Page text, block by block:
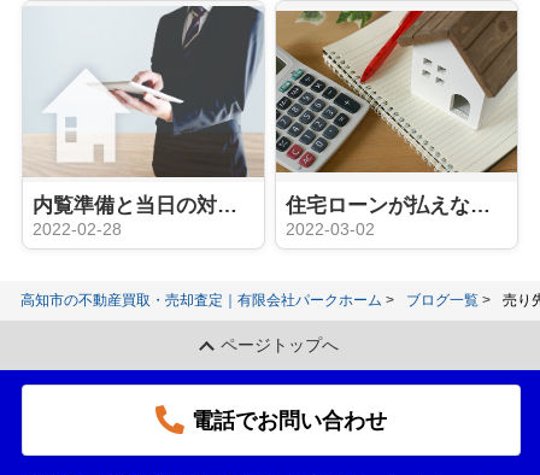
内覧準備と当日の対応が最重要！？家に住みながら売却活動するなら
2022-02-28
住宅ローンが払えなくても家を売る方法は？支払い滞納に注意！
2022-03-02
高知市の不動産買取・売却査定｜有限会社パークホーム ブログ一覧 売り
ページトップへ
電話でお問い合わせ